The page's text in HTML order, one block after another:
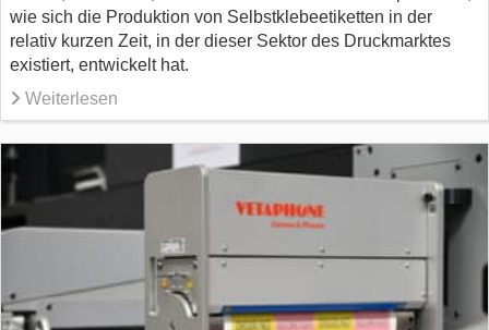
wie sich die Produktion von Selbstklebeetiketten in der
relativ kurzen Zeit, in der dieser Sektor des Druckmarktes
existiert, entwickelt hat.
Weiterlesen